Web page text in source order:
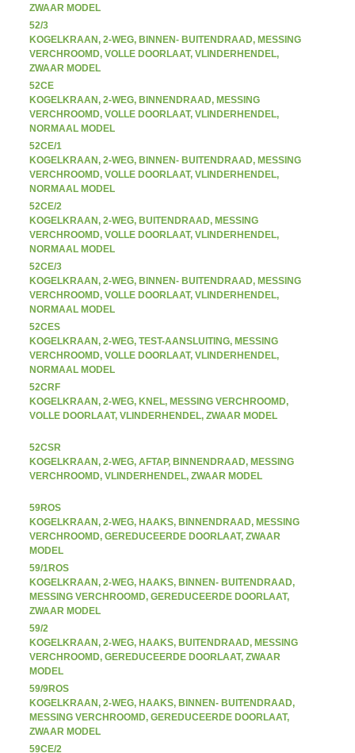
ZWAAR MODEL
52/3
KOGELKRAAN, 2-WEG, BINNEN- BUITENDRAAD, MESSING
VERCHROOMD, VOLLE DOORLAAT, VLINDERHENDEL,
ZWAAR MODEL
52CE
KOGELKRAAN, 2-WEG, BINNENDRAAD, MESSING
VERCHROOMD, VOLLE DOORLAAT, VLINDERHENDEL,
NORMAAL MODEL
52CE/1
KOGELKRAAN, 2-WEG, BINNEN- BUITENDRAAD, MESSING
VERCHROOMD, VOLLE DOORLAAT, VLINDERHENDEL,
NORMAAL MODEL
52CE/2
KOGELKRAAN, 2-WEG, BUITENDRAAD, MESSING
VERCHROOMD, VOLLE DOORLAAT, VLINDERHENDEL,
NORMAAL MODEL
52CE/3
KOGELKRAAN, 2-WEG, BINNEN- BUITENDRAAD, MESSING
VERCHROOMD, VOLLE DOORLAAT, VLINDERHENDEL,
NORMAAL MODEL
52CES
KOGELKRAAN, 2-WEG, TEST-AANSLUITING, MESSING
VERCHROOMD, VOLLE DOORLAAT, VLINDERHENDEL,
NORMAAL MODEL
52CRF
KOGELKRAAN, 2-WEG, KNEL, MESSING VERCHROOMD,
VOLLE DOORLAAT, VLINDERHENDEL, ZWAAR MODEL
52CSR
KOGELKRAAN, 2-WEG, AFTAP, BINNENDRAAD, MESSING
VERCHROOMD, VLINDERHENDEL, ZWAAR MODEL
59ROS
KOGELKRAAN, 2-WEG, HAAKS, BINNENDRAAD, MESSING
VERCHROOMD, GEREDUCEERDE DOORLAAT, ZWAAR
MODEL
59/1ROS
KOGELKRAAN, 2-WEG, HAAKS, BINNEN- BUITENDRAAD,
MESSING VERCHROOMD, GEREDUCEERDE DOORLAAT,
ZWAAR MODEL
59/2
KOGELKRAAN, 2-WEG, HAAKS, BUITENDRAAD, MESSING
VERCHROOMD, GEREDUCEERDE DOORLAAT, ZWAAR
MODEL
59/9ROS
KOGELKRAAN, 2-WEG, HAAKS, BINNEN- BUITENDRAAD,
MESSING VERCHROOMD, GEREDUCEERDE DOORLAAT,
ZWAAR MODEL
59CE/2